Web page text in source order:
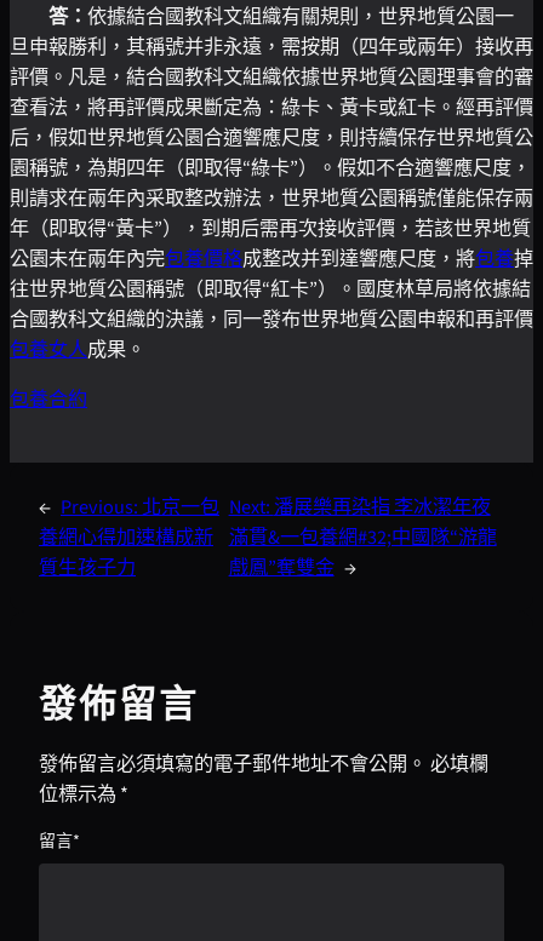
答：依據結合國教科文組織有關規則，世界地質公園一
旦申報勝利，其稱號并非永遠，需按期（四年或兩年）接收再
評價。凡是，結合國教科文組織依據世界地質公園理事會的審
查看法，將再評價成果斷定為：綠卡、黃卡或紅卡。經再評價
后，假如世界地質公園合適響應尺度，則持續保存世界地質公
園稱號，為期四年（即取得“綠卡”）。假如不合適響應尺度，
則請求在兩年內采取整改辦法，世界地質公園稱號僅能保存兩
年（即取得“黃卡”），到期后需再次接收評價，若該世界地質
公園未在兩年內完包養價格成整改并到達響應尺度，將包養掉
往世界地質公園稱號（即取得“紅卡”）。國度林草局將依據結
合國教科文組織的決議，同一發布世界地質公園申報和再評價
包養女人成果。
包養合約
← Previous:北京一包
養網心得加速構成新
質生孩子力
Next:潘展樂再染指 李冰潔年夜
滿貫&一包養網#32;中國隊“游龍
戲鳳”奪雙金 →
發佈留言
發佈留言必須填寫的電子郵件地址不會公開。 必填欄
位標示為 *
留言*